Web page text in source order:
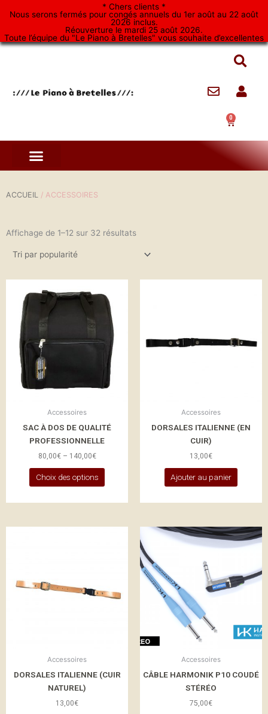
* Chers clients *
Nous serons fermés pour congés annuels du 1er août au 22 août
2026 inclus.
Réouverture le mardi 25 août 2026.
Toute l’équipe du "Le Piano à Bretelles" vous souhaite d’excellentes
vacances. *
0 Panier
ACCUEIL / ACCESSOIRES
Affichage de 1–12 sur 32 résultats
Accessoires
SAC À DOS DE QUALITÉ
PROFESSIONNELLE
80,00€– 140,00€
Choix des options
produit
a
plusieurs
variations.
Les
options
peuvent
être
la
page
produit
Accessoires
DORSALES ITALIENNE (EN
CUIR)
13,00€
Ajouter au panier
Accessoires
DORSALES ITALIENNE (CUIR
NATUREL)
13,00€
Accessoires
CÂBLE HARMONIK P10 COUDÉ
STÉRÉO
75,00€